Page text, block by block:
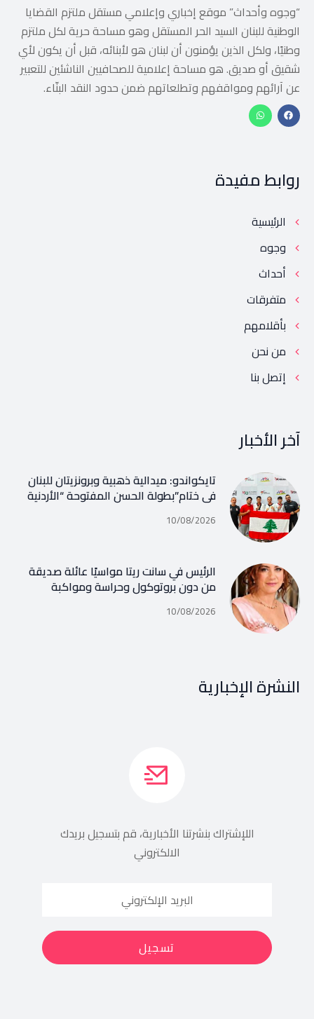
“وجوه وأحداث” موقع إخباري وإعلامي مستقل ملتزم القضايا
الوطنية للبنان السيد الحر المستقل وهو مساحة حرية لكل ملتزم
وطنيًا، ولكل الذين يؤمنون أن لبنان هو لأبنائه، قبل أن يكون لأي
شقيق أو صديق. هو مساحة إعلامية للصحافيين الناشئين للتعبير
عن آرائهم ومواقفهم وتطلعاتهم ضمن حدود النقد البنّاء.
روابط مفيدة
الرئيسية
وجوه
أحداث
متفرقات
بأقلامهم
من نحن
إتصل بنا
آخر الأخبار
تايكواندو: ميدالية ذهبية وبرونزيتان للبنان
في ختام”بطولة الحسن المفتوحة “الأردنية
10/08/2026
الرئيس في سانت ريتا مواسيًا عائلة صديقة
من دون بروتوكول وحراسة ومواكبة
10/08/2026
النشرة الإخبارية
اللإشتراك بنشرتنا الأخبارية، قم بتسجيل بريدك
الالكتروني